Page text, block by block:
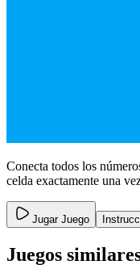
Conecta todos los
celda exactamente una
Jugar Juego
Juegos